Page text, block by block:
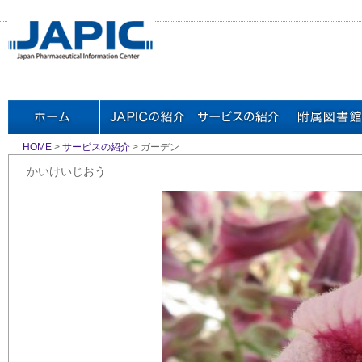
HOME > サービスの紹介 > ガーデン
かいけいじおう